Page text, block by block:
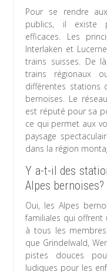
Pour se rendre
publics, il existe
efficaces. Les
Interlaken et
trains suisses. De
trains régionaux
différentes stations
bernoises. Le
est réputé pour sa
ce qui permet aux
paysage
dans la région
Y a-t-il des
Alpes bernoises?
Oui, les Alpes
familiales qui offrent
à tous les
que Grindelwald,
pistes douces
ludiques pour les